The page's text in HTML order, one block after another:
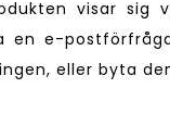
visar sig
e-
eller byta